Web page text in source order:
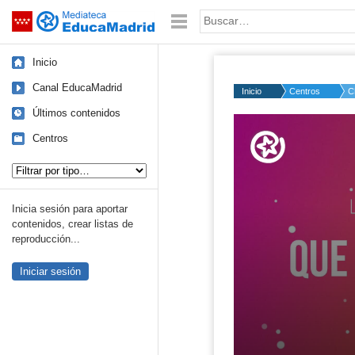
Saltar navegación Palabra o frase:
Inicio
Canal EducaMadrid
Últimos contenidos
Centros
Inicia sesión para aportar
contenidos, crear listas de
reproducción...
Iniciar sesión
Inicio Centros
50%